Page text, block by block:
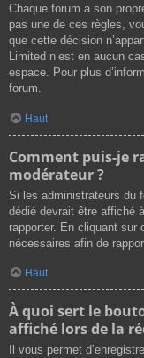
Chaque forum a son
pas une de ces règles,
que cette décision
Limited n’est en aucun
espace. Pour plus
forum.
Haut
Comment puis-je
modérateur ?
Si les administrateurs du
dédié devrait être affiché
rapporter. En cliquant
nécessaires afin de
Haut
À quoi sert le
affiché lors de la
Il vous permet